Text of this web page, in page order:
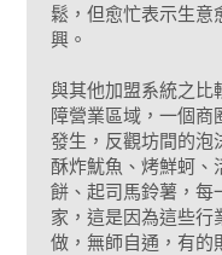
鬆，但愈忙表示生意
興。
與其他加盟系統之比
障營業區域，一個
發生，反觀坊間的泡
酥炸魷魚、烤鮮蚵、
餅、起司馬鈴薯，每
家，這是因為這些行
做，無師自通，有的